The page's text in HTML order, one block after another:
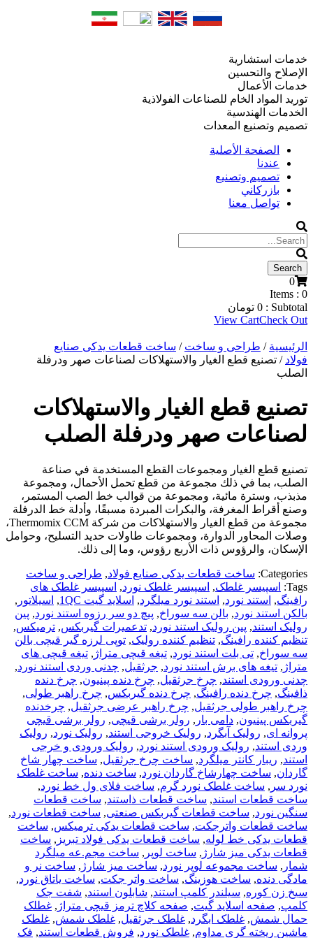
خدمات استشارية
الإصلاح والتحسين
خدمات الأعمال
توريد المواد الخام للصناعات الفولاذية
الخدمات الهندسية
تصميم وتصنيع المعدات
الصفحة الأصلية
عندنا
تصميم وتصنيع
بازركاني
تواصل معنا
0
Items : 0
Subtotal :
0 تومان
View CartCheck Out
الرئيسية / طراحی و ساخت / ساخت قطعات یدکی صنایع
فولاد / تصنيع قطع الغيار والاستهلاكات لصناعات صهر ودرفلة
الصلب
تصنيع قطع الغيار والاستهلاكات
لصناعات صهر ودرفلة الصلب
تصنيع قطع الغيار ومجموعات القطع المستخدمة في صناعة
الصلب، بما في ذلك مجموعة من قطع تحمل الأحمال، ومجموعة
مذبذب، وسترة مائية، ومجموعة من قوالب خط الصب المستمر،
وصنع أقراط المغرفة، والبكرات المبردة مسبقًا، وأدلة خط الدرفلة
مجموعة من قطع الغيار والاستهلاكات من شركة Thermomix CCM،
وصلات المحاور الدوارة، ومجموعات طاولات حديد التسليح، وحوامل
الإسكان، والرؤوس ذات الأربع رؤوس، وما إلى ذلك.
Categories: ساخت قطعات یدکی صنایع فولاد, طراحی و ساخت
Tags:
اسپیسر غلطک, اسپیسر غلطک نورد, اسپیسر غلطک های
رافینگ, استند نورد, استند نورد میلگرد, اسلاید گیت 1QC , اسیلاتور ,
بالکن استند نورد, بالن سه سوراخ, پیچ دو سر رزوه استند نورد, پین
رولیک استند, پین رولیک استند نورد, تدعمیرات گیربکس, ترمیکس,
تنظیم کننده رافینگ, تنظیم کننده رولیک, توپی لرزه گیر قیچی بالن
سه سوراخ, تی بلت استند نورد, تیغه قیچی متراژ , تیغه قیچی های
متراژ , تیغه های برش استند نورد, جرثقیل, چدنی وردی استند نورد,
چدنی ورودی استند, چرخ جرثقیل, چرخ دنده پینیون, چرخ دنده
ذافینگ, چرخ دنده رافینگ, چرخ دنده گیربکس, چرخ راهبر طولی,
چرخ راهبر طولی جرثقیل, چرخ راهبر عرضی جرثقیل, چرخدنده
گیربکس پینیون, دامی بار , رولر برشی قیچی, رولر برشی قیچی
پروانه ای, رولیک آبگرد, رولیک خروجی استند, رولیک نورد, رولیک
وردی استند, رولیک ورودی استند نورد, رولیک ورودی و خرجی
استند, ریبار کانتر میلگرد, ساخت چرخ جرثقیل, ساخت چهار شاخ
گاردان, ساخت چهارشاخ گاردان نورد, ساخت دنده, ساخت غلطک
نورد سر , ساخت غلطک نورد گرم, ساخت فلای ول خط نورد,
ساخت قطعات استند, ساخت قطعات ذاستند, ساخت قطعات
سنگین نورد, ساخت قطعات گیربکس صنعتی, ساخت قطعات نورد,
ساخت قطعات واترجکت, ساخت قطعات یدکی ترمیکس, ساخت
قطعات یدکی خط لوله, ساخت قطعات یدکی فولاد تبریز , ساخت
قطعات یدکی میز شارژ , ساخت لوپر , ساخت مجم.عه میلگرد
شمار , ساخت مجموعه لوپر نورد, ساخت میز شارژ , ساخت نر و
مادگی دنده, ساخت هوزینگ, ساخت واتر جکت, ساخت یاتاق نورد,
سیخ زن کوره, سیلندر کلمپ استند, شابلون استند, شفت جک
کلمپ, صفحه اسلاید گیت, صفحه کلاچ ترمز قیچی متراژ , غطلک
حمال شمش, غلطک ابگرد, غلطک جرثقیل, غلطک شمش, غلطک
ماشین ریخته گری مداوم, غلطک نورد, فروش قطعات استند, فک